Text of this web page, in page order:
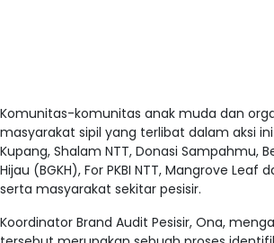
Komunitas-komunitas anak muda dan
masyarakat sipil yang terlibat dalam aksi ini
Kupang, Shalam NTT, Donasi Sampahmu,
Hijau (BGKH), For PKBI NTT, Mangrove Leaf
serta masyarakat sekitar pesisir.
Koordinator Brand Audit Pesisir, Ona,